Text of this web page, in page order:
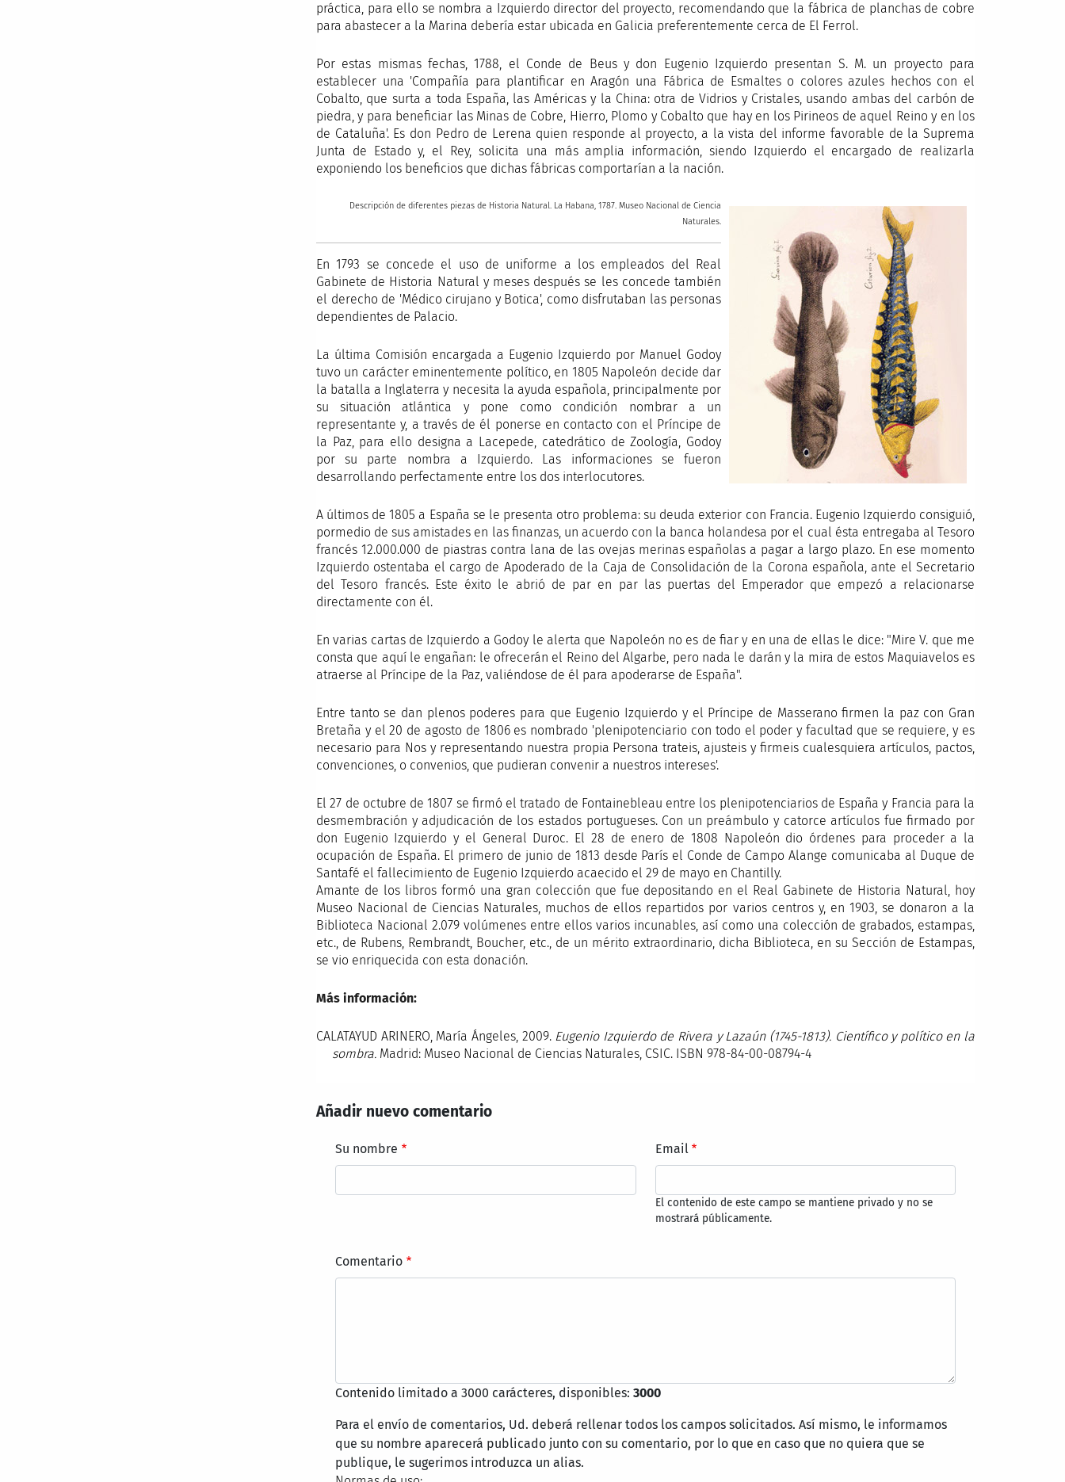
práctica, para ello se nombra a Izquierdo director del proyecto, recomendando que la fábrica de planchas de cobre
para abastecer a la Marina debería estar ubicada en Galicia preferentemente cerca de El Ferrol.
Por estas mismas fechas, 1788, el Conde de Beus y don Eugenio Izquierdo presentan S. M. un proyecto para
establecer una 'Compañía para plantificar en Aragón una Fábrica de Esmaltes o colores azules hechos con el
Cobalto, que surta a toda España, las Américas y la China: otra de Vidrios y Cristales, usando ambas del carbón de
piedra, y para beneficiar las Minas de Cobre, Hierro, Plomo y Cobalto que hay en los Pirineos de aquel Reino y en los
de Cataluña'. Es don Pedro de Lerena quien responde al proyecto, a la vista del informe favorable de la Suprema
Junta de Estado y, el Rey, solicita una más amplia información, siendo Izquierdo el encargado de realizarla
exponiendo los beneficios que dichas fábricas comportarían a la nación.
Descripción de diferentes piezas de Historia Natural. La Habana, 1787. Museo Nacional de Ciencia
Naturales.
En 1793 se concede el uso de uniforme a los empleados del Real
Gabinete de Historia Natural y meses después se les concede también
el derecho de 'Médico cirujano y Botica', como disfrutaban las personas
dependientes de Palacio.
La última Comisión encargada a Eugenio Izquierdo por Manuel Godoy
tuvo un carácter eminentemente político, en 1805 Napoleón decide dar
la batalla a Inglaterra y necesita la ayuda española, principalmente por
su situación atlántica y pone como condición nombrar a un
representante y, a través de él ponerse en contacto con el Príncipe de
la Paz, para ello designa a Lacepede, catedrático de Zoología, Godoy
por su parte nombra a Izquierdo. Las informaciones se fueron
desarrollando perfectamente entre los dos interlocutores.
A últimos de 1805 a España se le presenta otro problema: su deuda exterior con Francia. Eugenio Izquierdo consiguió,
pormedio de sus amistades en las finanzas, un acuerdo con la banca holandesa por el cual ésta entregaba al Tesoro
francés 12.000.000 de piastras contra lana de las ovejas merinas españolas a pagar a largo plazo. En ese momento
Izquierdo ostentaba el cargo de Apoderado de la Caja de Consolidación de la Corona española, ante el Secretario
del Tesoro francés. Este éxito le abrió de par en par las puertas del Emperador que empezó a relacionarse
directamente con él.
En varias cartas de Izquierdo a Godoy le alerta que Napoleón no es de fiar y en una de ellas le dice: "Mire V. que me
consta que aquí le engañan: le ofrecerán el Reino del Algarbe, pero nada le darán y la mira de estos Maquiavelos es
atraerse al Príncipe de la Paz, valiéndose de él para apoderarse de España".
Entre tanto se dan plenos poderes para que Eugenio Izquierdo y el Príncipe de Masserano firmen la paz con Gran
Bretaña y el 20 de agosto de 1806 es nombrado 'plenipotenciario con todo el poder y facultad que se requiere, y es
necesario para Nos y representando nuestra propia Persona trateis, ajusteis y firmeis cualesquiera artículos, pactos,
convenciones, o convenios, que pudieran convenir a nuestros intereses'.
El 27 de octubre de 1807 se firmó el tratado de Fontainebleau entre los plenipotenciarios de España y Francia para la
desmembración y adjudicación de los estados portugueses. Con un preámbulo y catorce artículos fue firmado por
don Eugenio Izquierdo y el General Duroc. El 28 de enero de 1808 Napoleón dio órdenes para proceder a la
ocupación de España. El primero de junio de 1813 desde París el Conde de Campo Alange comunicaba al Duque de
Santafé el fallecimiento de Eugenio Izquierdo acaecido el 29 de mayo en Chantilly.
Amante de los libros formó una gran colección que fue depositando en el Real Gabinete de Historia Natural, hoy
Museo Nacional de Ciencias Naturales, muchos de ellos repartidos por varios centros y, en 1903, se donaron a la
Biblioteca Nacional 2.079 volúmenes entre ellos varios incunables, así como una colección de grabados, estampas,
etc., de Rubens, Rembrandt, Boucher, etc., de un mérito extraordinario, dicha Biblioteca, en su Sección de Estampas,
se vio enriquecida con esta donación.
Más información:
CALATAYUD ARINERO, María Ángeles, 2009. Eugenio Izquierdo de Rivera y Lazaún (1745-1813). Científico y político en la
sombra. Madrid: Museo Nacional de Ciencias Naturales, CSIC. ISBN 978-84-00-08794-4
Añadir nuevo comentario
Su nombre Email
El contenido de este campo se mantiene privado y no se
mostrará públicamente.
Comentario
Contenido limitado a 3000 carácteres, disponibles: 3000
Para el envío de comentarios, Ud. deberá rellenar todos los campos solicitados. Así mismo, le informamos
que su nombre aparecerá publicado junto con su comentario, por lo que en caso que no quiera que se
publique, le sugerimos introduzca un alias.